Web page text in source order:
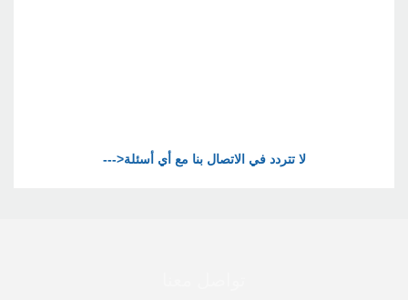
--->لا تتردد في الاتصال بنا مع أي أسئلة